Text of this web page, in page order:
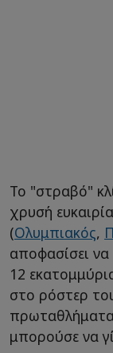
Το "στραβό"
χρυσή
(Ολυμπιακός,
αποφασίσει
12
στο ρόστερ
μπορούσε να